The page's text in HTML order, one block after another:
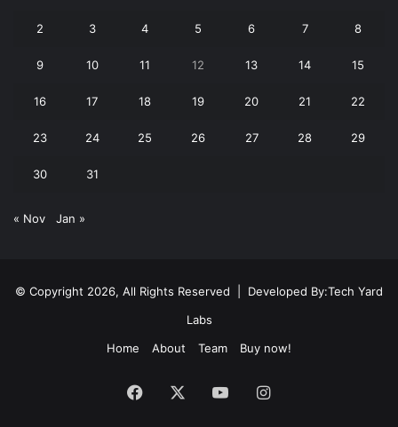
2 3 4 5 6 7 8
9 10 11 12 13 14 15
16 17 18 19 20 21 22
23 24 25 26 27 28 29
30 31
« Nov Jan »
© Copyright 2026, All Rights Reserved | Developed By:Tech Yard
Labs
Home
About Team Buy now!
Facebook YouTubeInstagram